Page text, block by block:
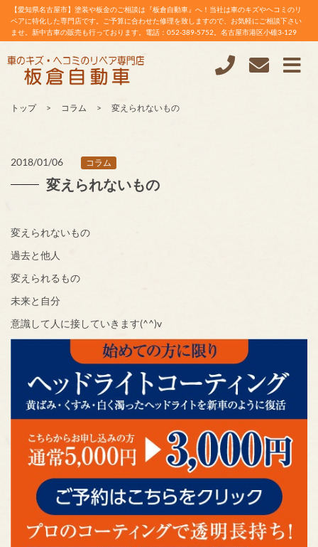
【愛知県名古屋市】塗装や板金のご相談は『板倉自動車』へ！当社は車のキズやヘコミのリ
ペアに特化した専門店です。ご予算に合わせた修理を致しますので、お気軽にご相談下さい
ませ。新中古車の販売も行っております。電話：052-389-5752。名古屋市港区小碓3-129
トップ コラム 変えられないもの
2018/01/06 コラム
変えられないもの
変えられないもの
過去と他人
変えられるもの
未来と自分
意識して人に接していきます(^^)v